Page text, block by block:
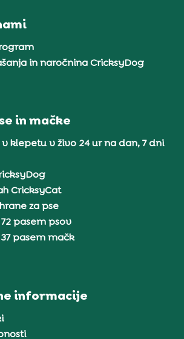
in naročnina CricksyDog
in mačke
klepetu v živo 24 ur na dan, 7 dni
CricksyCat
za pse
pasem psov
pasem mačk
informacije